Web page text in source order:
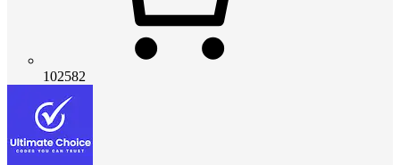
102582